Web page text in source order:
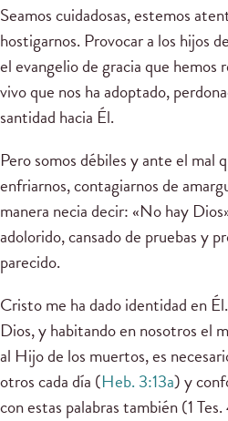
Seamos cuidadosas, estemos
hostigarnos. Provocar a los hijos
el evangelio de gracia que hemos
vivo que nos ha adoptado,
santidad hacia Él.
Pero somos débiles y ante el mal
enfriarnos, contagiarnos de
manera necia decir: «No hay
adolorido, cansado de pruebas y
parecido.
Cristo me ha dado identidad en Él.
Dios, y habitando en nosotros el
al Hijo de los muertos, es
otros cada día (Heb. 3:13a) y
con estas palabras también (1